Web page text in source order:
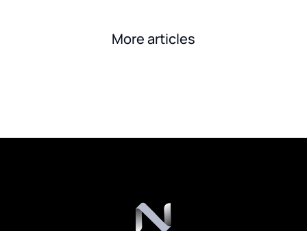
More articles